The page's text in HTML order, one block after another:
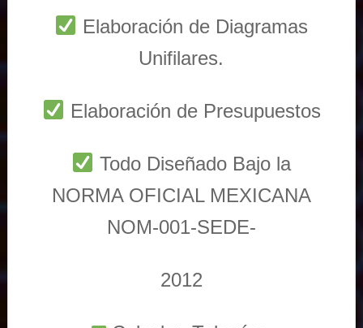
Elaboración de Diagramas
Unifilares.
Elaboración de Presupuestos
Todo Diseñado Bajo la
NORMA OFICIAL MEXICANA
NOM-001-SEDE-
2012